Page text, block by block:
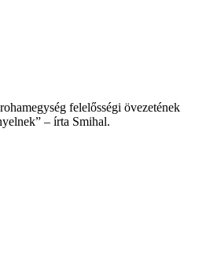
felelősségi övezetének
– írta Smihal.